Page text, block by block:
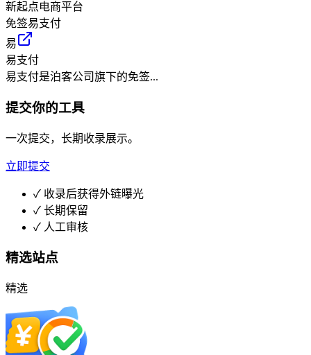
新起点电商平台
免签易支付
易
易支付
易支付是泊客公司旗下的免签...
提交你的工具
一次提交，长期收录展示。
立即提交
✓ 收录后获得外链曝光
✓ 长期保留
✓ 人工审核
精选站点
精选